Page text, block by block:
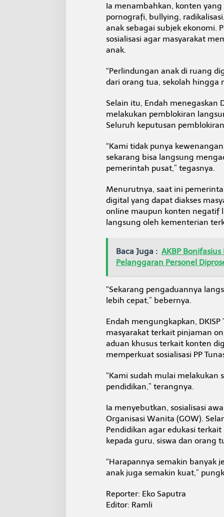
Ia menambahkan, konten
pornografi, bullying,
anak sebagai subjek ekonomi.
sosialisasi agar masyarakat
anak.
“Perlindungan anak di ruang
dari orang tua, sekolah hingga
Selain itu, Endah menegaskan
melakukan pemblokiran
Seluruh keputusan
“Kami tidak punya
sekarang bisa langsung
pemerintah pusat,” tegasnya.
Menurutnya, saat ini
digital yang dapat diakses
online maupun konten negatif
langsung oleh kementerian
Baca Juga : AKBP
Pelanggaran Personel
“Sekarang pengaduannya
lebih cepat,” bebernya.
Endah mengungkapkan,
masyarakat terkait pinjaman
aduan khusus terkait konten
memperkuat sosialisasi PP
“Kami sudah mulai melakukan
pendidikan,” terangnya.
Ia menyebutkan, sosialisasi
Organisasi Wanita (GOW).
Pendidikan agar edukasi
kepada guru, siswa dan orang
“Harapannya semakin banyak
anak juga semakin kuat,”
Reporter: Eko Saputra
Editor: Ramli